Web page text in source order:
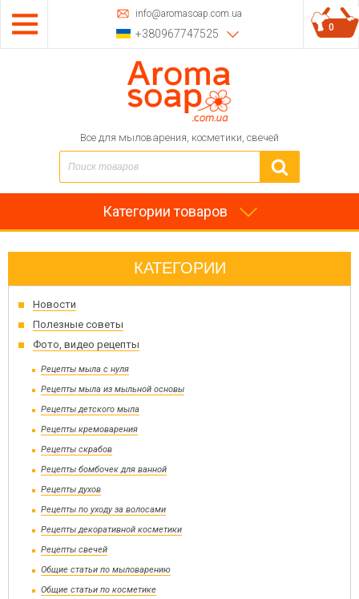
info@aromasoap.com.ua
+380967747525
Все для мыловарения, косметики, свечей
0
Категории товаров
КАТЕГОРИИ
Новости
Полезные советы
Фото, видео рецепты
Рецепты мыла с нуля
Рецепты мыла из мыльной основы
Рецепты детского мыла
Рецепты кремоварения
Рецепты скрабов
Рецепты бомбочек для ванной
Рецепты духов
Рецепты по уходу за волосами
Рецепты декоративной косметики
Рецепты свечей
Общие статьи по мыловарению
Общие статьи по косметике